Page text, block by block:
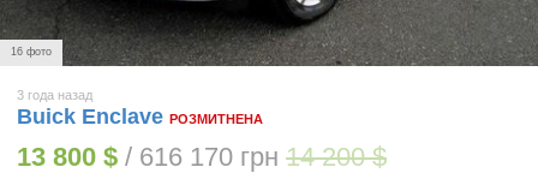
16 фото
3 года назад
Buick Enclave РОЗМИТНЕНА
13 800 $ / 616 170 грн 14 200 $